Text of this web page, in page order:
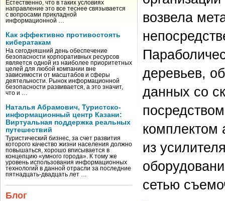
Естественно, что в таких условиях
направление это все теснее связывается
с вопросами прикладной
информационной …
Как эффективно противостоять
кибератакам
На сегодняшний день обеспечение
безопасности корпоративных ресурсов
является одной из наиболее приоритетных
целей для любой компании вне
зависимости от масштабов и сферы
деятельности. Рынок информационной
безопасности развивается, а это значит,
что и …
Наталья Абрамович, Туристско-
информационный центр Казани:
Виртуальная поддержка реальных
путешествий
Туристический бизнес, за счет развития
которого качество жизни населения должно
повышаться, хорошо вписывается в
концепцию «умного города». К тому же
уровень использования информационных
технологий в данной отрасли за последние
пятнадцать-двадцать лет …
Блог
возвела
деревьев,
данных со
комплектом
из
сетью